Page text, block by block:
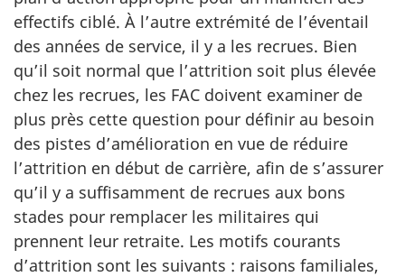
effectifs ciblé. À l’autre extrémité de l’éventail
des années de service, il y a les recrues. Bien
qu’il soit normal que l’attrition soit plus élevée
chez les recrues, les FAC doivent examiner de
plus près cette question pour définir au besoin
des pistes d’amélioration en vue de réduire
l’attrition en début de carrière, afin de s’assurer
qu’il y a suffisamment de recrues aux bons
stades pour remplacer les militaires qui
prennent leur retraite. Les motifs courants
d’attrition sont les suivants : raisons familiales,